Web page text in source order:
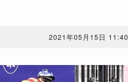
2021年05月15日 11:40